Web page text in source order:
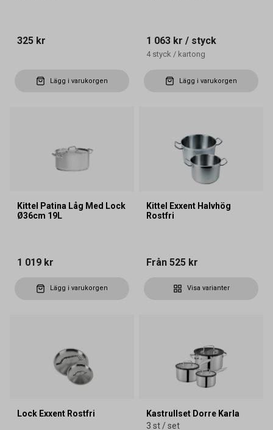
325 kr
Lägg i varukorgen
1 063 kr / styck
4 styck / kartong
Lägg i varukorgen
Kittel Patina Låg Med Lock
Ø36cm 19L
1 019 kr
Lägg i varukorgen
Kittel Exxent Halvhög
Rostfri
Från 525 kr
Visa varianter
Lock Exxent Rostfri
Kastrullset Dorre Karla
3 st / set